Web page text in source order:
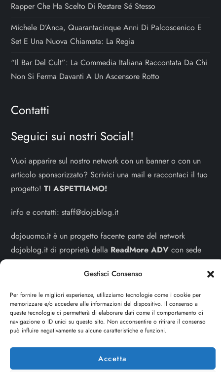
Gestisci Consenso
Per fornire le migliori esperienze, utilizziamo tecnologie come i cookie per
memorizzare e/o accedere alle informazioni del dispositivo. Il consenso a
queste tecnologie ci permetterà di elaborare dati come il comportamento di
navigazione o ID unici su questo sito. Non acconsentire o ritirare il consenso
può influire negativamente su alcune caratteristiche e funzioni.
Accetta
Rapper Che Ha Scelto Di Restare Sé Stesso
Michele D’Anca, Quarantacinque Anni Di Palcoscenico E
Set E Una Nuova Chiamata: La Regia
“Il Bar Del Cult”: La Commedia Italiana Raccontata Da Chi
Non Si Ferma Davanti A Un Ascensore Rotto
Contatti
Seguici sui nostri Social!
Vuoi apparire sul nostro network con un banner o con un
articolo sponsorizzato? Scrivici una mail e raccontaci il tuo
progetto!TI ASPETTIAMO!
info e contatti:staff@dojoblog.it
dojouomo.it è un progetto facente parte del network
dojoblog.it di proprietà della ReadMore ADV con sede
Sitemap-Privacy Policy -Cookie Policy
Cerca